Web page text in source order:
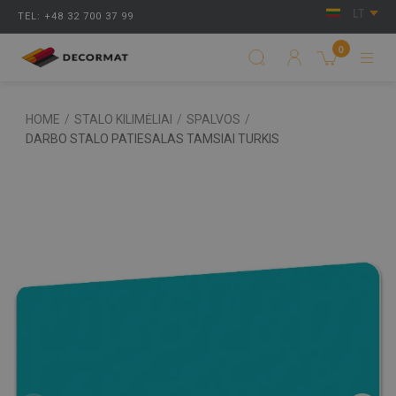
TEL: +48 32 700 37 99
0
HOME / STALO KILIMĖLIAI / SPALVOS /
DARBO STALO PATIESALAS TAMSIAI TURKIS